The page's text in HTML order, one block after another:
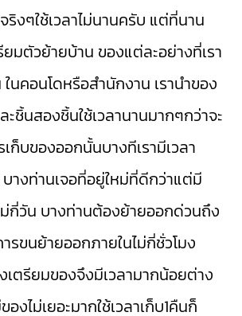
งๆใช้เวลาไม่นานครับ แต่ที่นาน
มตัวย้ายบ้าน ของแต่ละอย่างที่เรา
ในคอนโดหรือสำนักงาน เรานำของ
ะชิ้นสองชิ้นใช้เวลานานมากๆกว่าจะ
ก็บของออกนั้นบางทีเรามีเวลา
างท่านเจอที่อยู่ใหม่ที่ดีกว่าแต่มี
ม่กี่วัน บางท่านต้องย้ายออกด่วนถึง
รขนย้ายออกภายในไม่กี่ชั่วโมง
เตรียมของจึงมีเวลามากน้อยต่าง
งไม่เยอะมากใช้เวลาเก็บ1คืนก็